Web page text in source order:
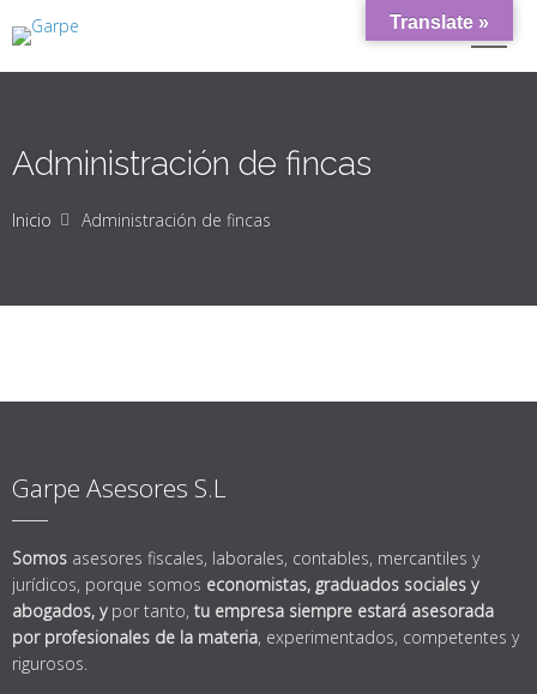
Administración de fincas
Inicio Administración de fincas
Garpe Asesores S.L
Somos asesores fiscales, laborales, contables, mercantiles y
jurídicos, porque somos economistas, graduados sociales y
abogados, ypor tanto, tu empresa siempre estará asesorada
por profesionales de la materia, experimentados, competentes y
rigurosos.
Translate »